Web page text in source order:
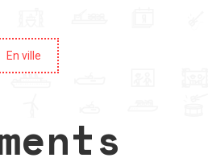
En ville